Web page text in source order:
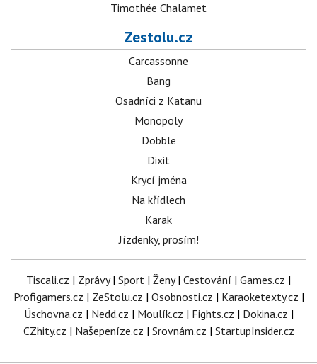
Timothée Chalamet
Zestolu.cz
Carcassonne
Bang
Osadníci z Katanu
Monopoly
Dobble
Dixit
Krycí jména
Na křídlech
Karak
Jízdenky, prosím!
Tiscali.cz | Zprávy| Sport | Ženy| Cestování | Games.cz |
Profigamers.cz | ZeStolu.cz | Osobnosti.cz | Karaoketexty.cz |
Úschovna.cz | Nedd.cz | Moulík.cz | Fights.cz | Dokina.cz |
CZhity.cz | Našepeníze.cz | Srovnám.cz | StartupInsider.cz